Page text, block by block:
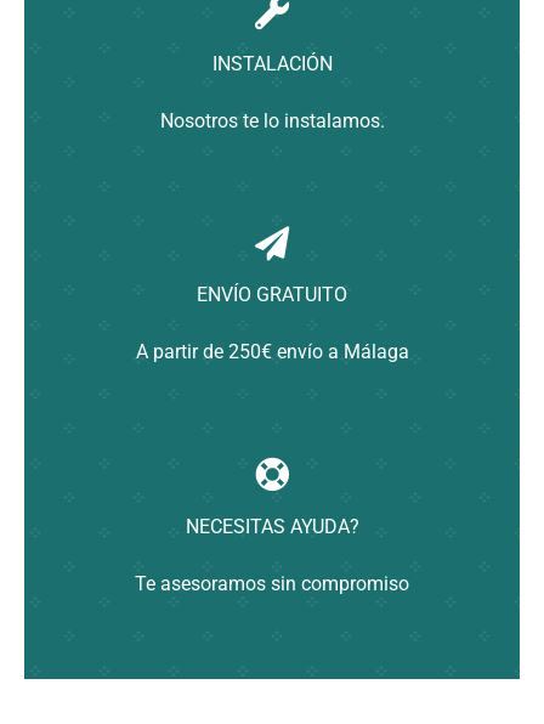
INSTALACIÓN
Nosotros te lo instalamos.
ENVÍO GRATUITO
A partir de 250€ envío a Málaga
NECESITAS AYUDA?
Te asesoramos sin compromiso